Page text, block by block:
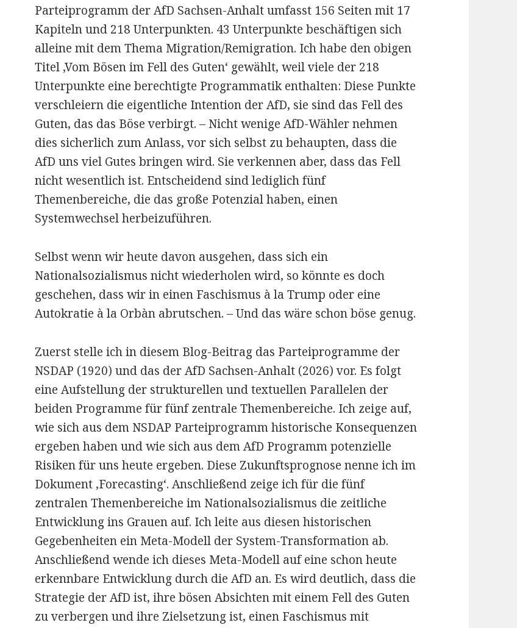
Parteiprogramm der AfD Sachsen-Anhalt umfasst 156 Seiten mit 17
Kapiteln und 218 Unterpunkten. 43 Unterpunkte beschäftigen sich
alleine mit dem Thema Migration/Remigration. Ich habe den obigen
Titel ‚Vom Bösen im Fell des Guten‘ gewählt, weil viele der 218
Unterpunkte eine berechtigte Programmatik enthalten: Diese Punkte
verschleiern die eigentliche Intention der AfD, sie sind das Fell des
Guten, das das Böse verbirgt. – Nicht wenige AfD-Wähler nehmen
dies sicherlich zum Anlass, vor sich selbst zu behaupten, dass die
AfD uns viel Gutes bringen wird. Sie verkennen aber, dass das Fell
nicht wesentlich ist. Entscheidend sind lediglich fünf
Themenbereiche, die das große Potenzial haben, einen
Systemwechsel herbeizuführen.
Selbst wenn wir heute davon ausgehen, dass sich ein
Nationalsozialismus nicht wiederholen wird, so könnte es doch
geschehen, dass wir in einen Faschismus à la Trump oder eine
Autokratie à la Orbàn abrutschen. – Und das wäre schon böse genug.
Zuerst stelle ich in diesem Blog-Beitrag das Parteiprogramme der
NSDAP (1920) und das der AfD Sachsen-Anhalt (2026) vor. Es folgt
eine Aufstellung der strukturellen und textuellen Parallelen der
beiden Programme für fünf zentrale Themenbereiche. Ich zeige auf,
wie sich aus dem NSDAP Parteiprogramm historische Konsequenzen
ergeben haben und wie sich aus dem AfD Programm potenzielle
Risiken für uns heute ergeben. Diese Zukunftsprognose nenne ich im
Dokument ‚Forecasting‘. Anschließend zeige ich für die fünf
zentralen Themenbereiche im Nationalsozialismus die zeitliche
Entwicklung ins Grauen auf. Ich leite aus diesen historischen
Gegebenheiten ein Meta-Modell der System-Transformation ab.
Anschließend wende ich dieses Meta-Modell auf eine schon heute
erkennbare Entwicklung durch die AfD an. Es wird deutlich, dass die
Strategie der AfD ist, ihre bösen Absichten mit einem Fell des Guten
zu verbergen und ihre Zielsetzung ist, einen Faschismus mit